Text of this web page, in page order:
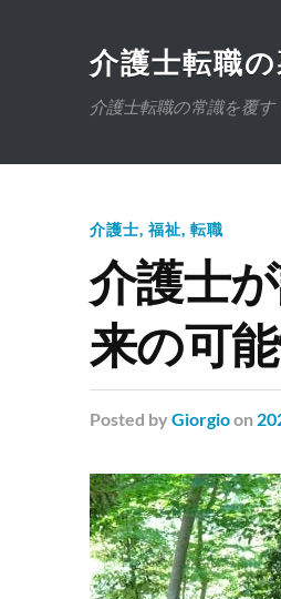
介護士転職
介護士転職の常識を覆
介護士, 福祉, 転職
介護士
来の可
Posted by Giorgioon